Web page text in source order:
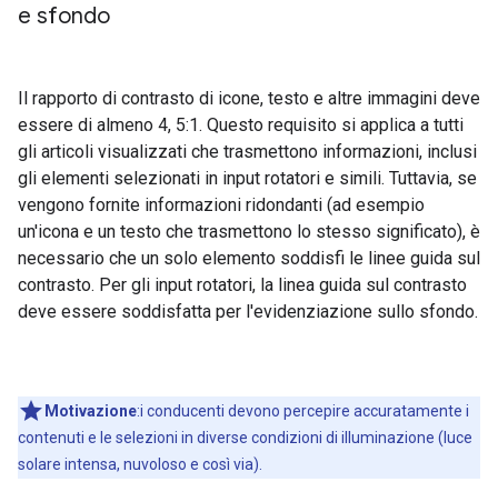
e sfondo
Il rapporto di contrasto di icone, testo e altre immagini deve
essere di almeno 4, 5:1. Questo requisito si applica a tutti
gli articoli visualizzati che trasmettono informazioni, inclusi
gli elementi selezionati in input rotatori e simili. Tuttavia, se
vengono fornite informazioni ridondanti (ad esempio
un'icona e un testo che trasmettono lo stesso significato), è
necessario che un solo elemento soddisfi le linee guida sul
contrasto. Per gli input rotatori, la linea guida sul contrasto
deve essere soddisfatta per l'evidenziazione sullo sfondo.
Motivazione:i conducenti devono percepire accuratamente i
contenuti e le selezioni in diverse condizioni di illuminazione (luce
solare intensa, nuvoloso e così via).